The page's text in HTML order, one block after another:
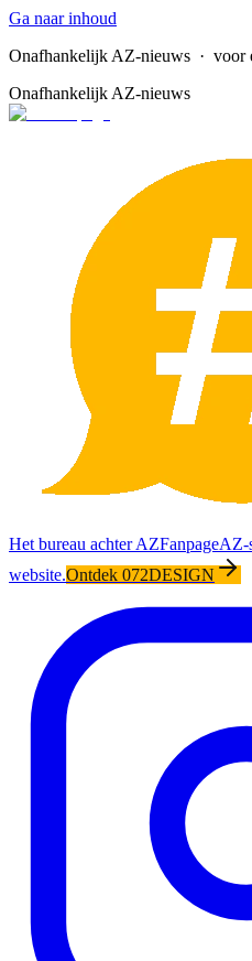
Ga naar inhoud
Onafhankelijk AZ-nieuws · voor
Onafhankelijk AZ-nieuws
Het bureau achter AZFanpageAZ-
website.Ontdek 072DESIGN